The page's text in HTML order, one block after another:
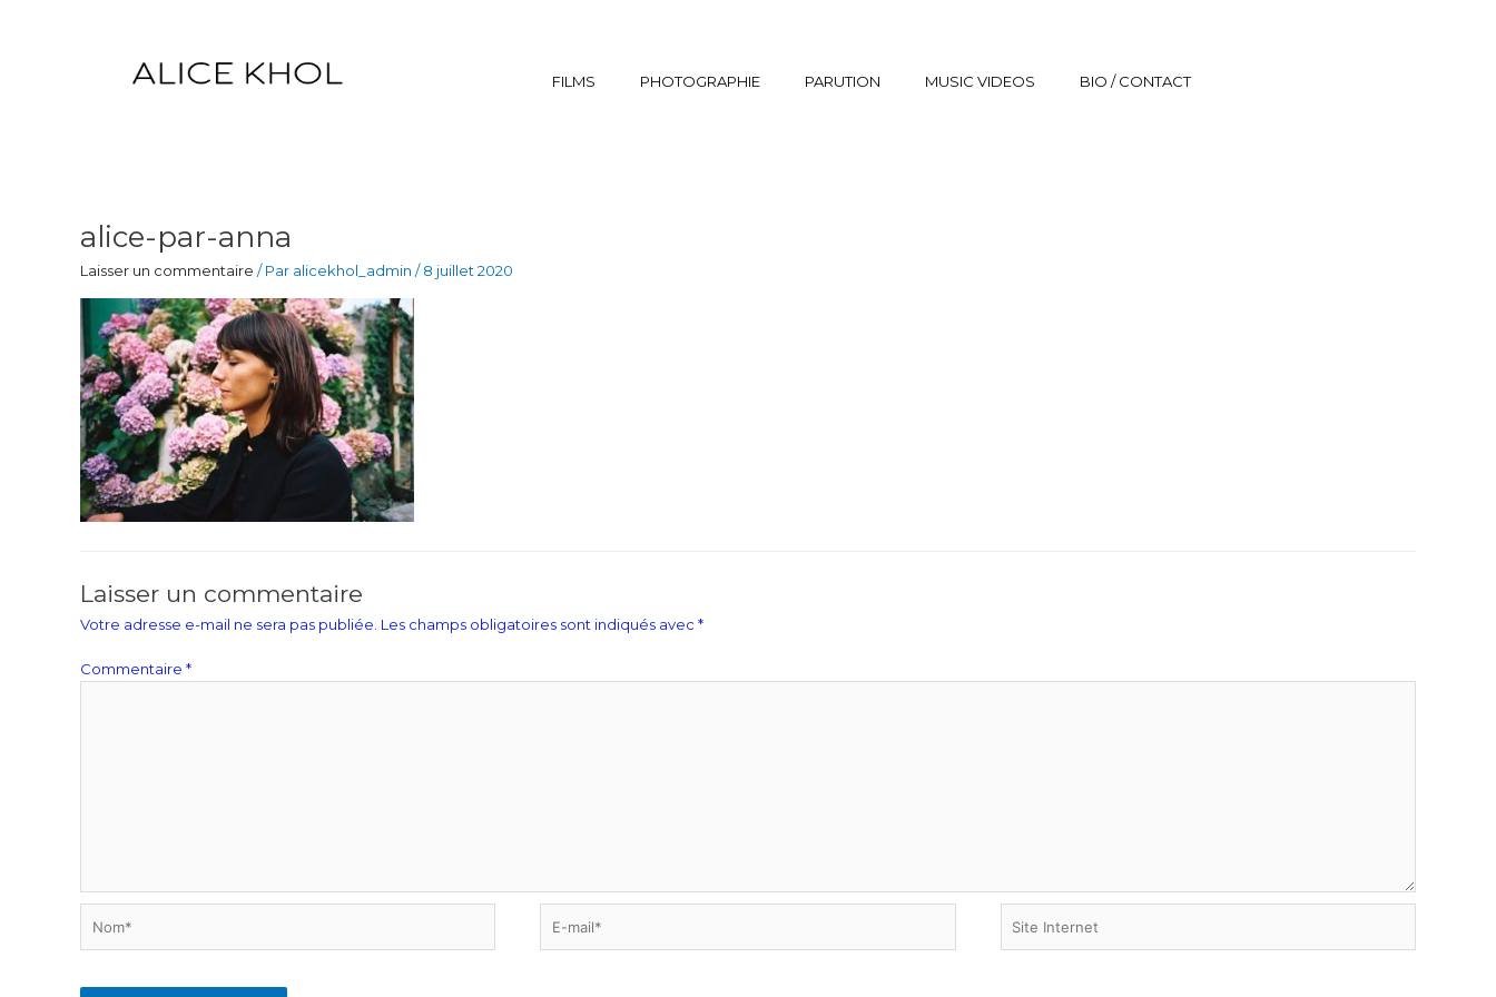
FILMS
PHOTOGRAPHIE PARUTION MUSIC VIDEOS BIO / CONTACT
alice-par-anna
Laisser un commentaire / Par alicekhol_admin /8 juillet 2020
Laisser un commentaire
Votre adresse e-mail ne sera pas publiée. Les champs obligatoires sont indiqués avec *
Commentaire *
mail*
Internet